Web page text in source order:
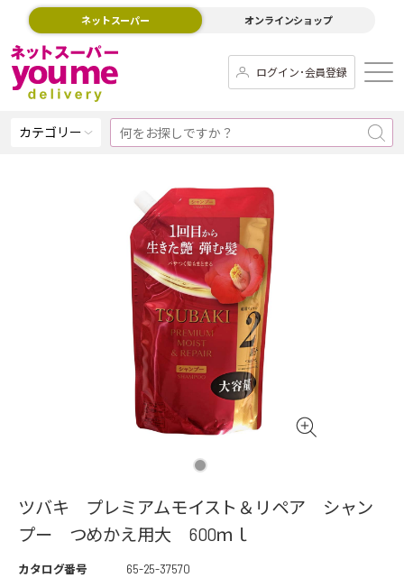
ネットスーパー オンラインショップ
ログイン･会員登録
カテゴリー
ツバキ プレミアムモイスト＆リペア シャン
プー つめかえ用大 600ｍｌ
カタログ番号
65-25-37570